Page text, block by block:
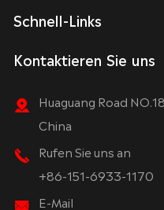
Schnell-Links
Kontaktieren Sie uns
Huaguang Road
China
Rufen Sie uns an
+86-151-6933-1170
E-Mail